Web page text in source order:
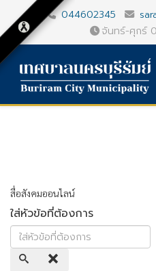
044602345
จันทร์-ศุกร์
สื่อสังคมออนไลน์
ใส่หัวข้อที่ต้องการ